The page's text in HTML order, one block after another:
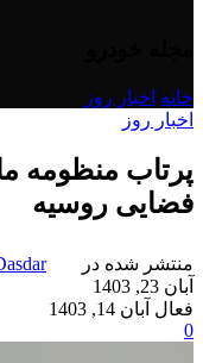
خانه اخبار روز
اخبار روز
پرتاب منظومه
فضایی روسیه
منتشر شده در
آبان 23, 1403
فعال آبان 14, 1403
0